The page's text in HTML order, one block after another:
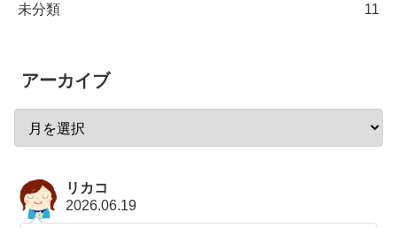
未分類 11
アーカイブ
リカコ
2026.06.19